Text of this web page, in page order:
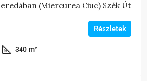
(Miercurea Ciuc) Szék Út
340 m²
Részletek